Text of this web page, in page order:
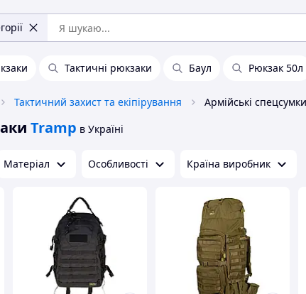
Тактичні рюкзаки Баул Рюкзак 50л
Тактичний захист та екіпірування
Tramp в Україні
Матеріал Особливості Країна виробник